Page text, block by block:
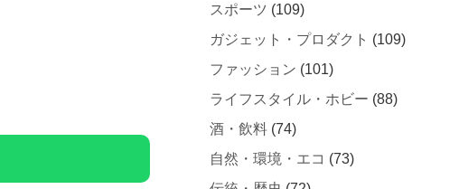
スポーツ (109)
ガジェット・プロダクト (109)
ファッション (101)
ライフスタイル・ホビー (88)
酒・飲料 (74)
自然・環境・エコ (73)